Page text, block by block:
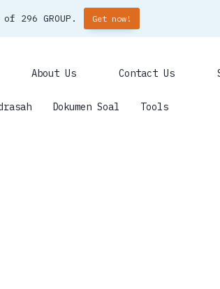
of 296 GROUP. Get now!
About Us Contact Us